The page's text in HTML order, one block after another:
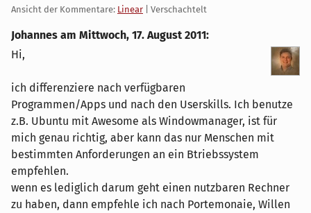
Ansicht der Kommentare: Linear | Verschachtelt
Johannes am Mittwoch, 17. August 2011:
Hi,
ich differenziere nach verfügbaren
Programmen/Apps und nach den Userskills. Ich benutze
z.B. Ubuntu mit Awesome als Windowmanager, ist für
mich genau richtig, aber kann das nur Menschen mit
bestimmten Anforderungen an ein Btriebssystem
empfehlen.
wenn es lediglich darum geht einen nutzbaren Rechner
zu haben, dann empfehle ich nach Portemonaie, Willen